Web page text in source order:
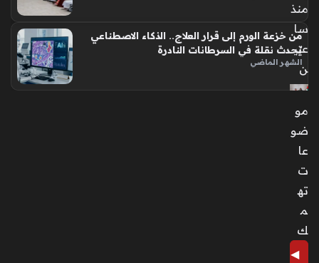
منذ
سا
عتي
ن
رئي
س
الد
ول
ة
يمن
ح
س
في
رة
من خزعة الورم إلى قرار العلاج.. الذكاء الاصطناعي
يُحدث نقلة في السرطانات النادرة
الشهر الماضي
مو
ضو
عا
ت
ته
م
ك
◀